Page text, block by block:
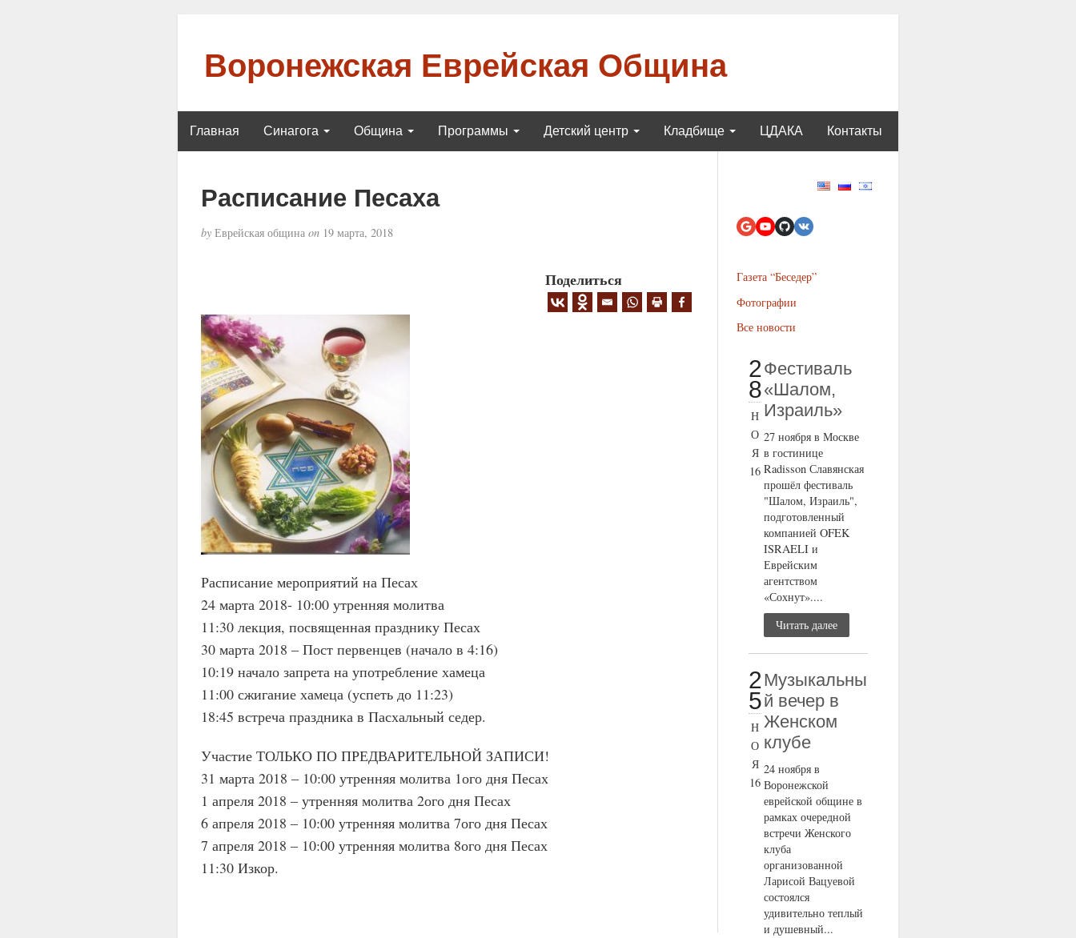
Воронежская Еврейская Община
Главная Синагога Община Программы Детский центр Кладбище ЦДАКА Контакты
Расписание Песаха
byЕврейская община on19 марта, 2018
Поделиться
Расписание мероприятий на Песах
24 марта 2018- 10:00 утренняя молитва
11:30 лекция, посвященная празднику Песах
30 марта 2018 – Пост первенцев (начало в 4:16)
10:19 начало запрета на употребление хамеца
11:00 сжигание хамеца (успеть до 11:23)
18:45 встреча праздника в Пасхальный седер.
Участие ТОЛЬКО ПО ПРЕДВАРИТЕЛЬНОЙ ЗАПИСИ!
31 марта 2018 – 10:00 утренняя молитва 1ого дня Песах
1 апреля 2018 – утренняя молитва 2ого дня Песах
6 апреля 2018 – 10:00 утренняя молитва 7ого дня Песах
7 апреля 2018 – 10:00 утренняя молитва 8ого дня Песах
11:30 Изкор.
Газета “Беседер”
Фотографии
Все новости
2
8
Н
О
Я
16
Фестиваль
«Шалом,
Израиль»
27 ноября в Москве
в гостинице
Radisson Славянская
прошёл фестиваль
"Шалом, Израиль",
подготовленный
компанией OFEK
ISRAELI и
Еврейским
агентством
«Сохнут»....
Читать далее
2
5
Н
О
Я
16
Музыкальны
й вечер в
Женском
клубе
24 ноября в
Воронежской
еврейской общине в
рамках очередной
встречи Женского
клуба
организованной
Ларисой Вацуевой
состоялся
удивительно теплый
и душевный...